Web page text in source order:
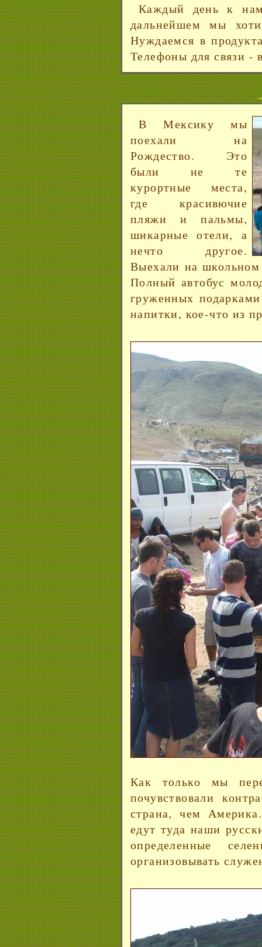
Каждый день к
дальнейшем мы
Нуждаемся в
Телефоны для связи -
В Мексику мы
поехали на
Рождество. Это
были не те
курортные места,
где красивючие
пляжи и пальмы,
шикарные отели, а
нечто другое.
Выехали на школьном
Полный автобус
груженных
напитки, кое-что из
Как только мы
почувствовали
страна, чем
едут туда наши
определенные
организовывать